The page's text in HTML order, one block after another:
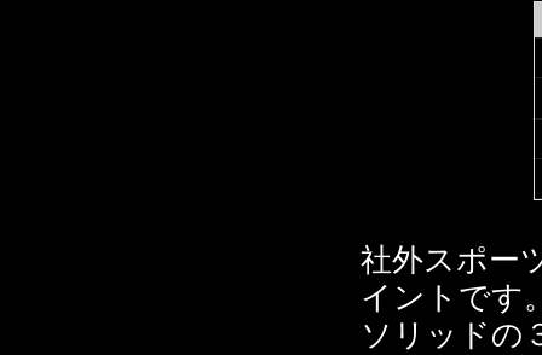
社外スポー
イントです
ソリッドの